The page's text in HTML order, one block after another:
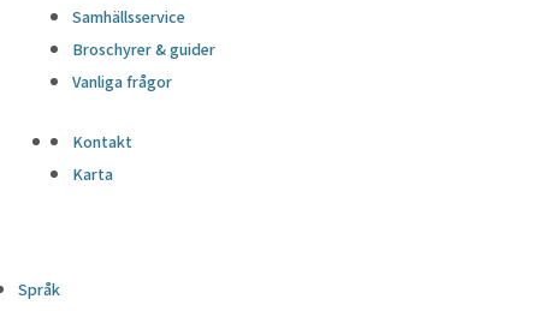
Samhällsservice
Broschyrer & guider
Vanliga frågor
Kontakt
Karta
Språk